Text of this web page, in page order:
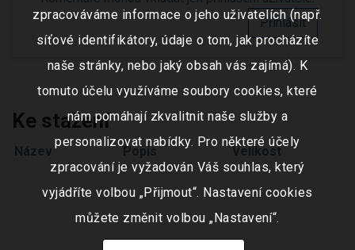
Přihlásit
Ke stažení
Název Popis Velikost
zpracováváme informace o jeho uživatelích (např.
síťové identifikátory, údaje o tom, jak procházíte
naše stránky, nebo jaký obsah vás zajímá). K
tomuto účelu využíváme soubory cookies, které
nám pomáhají zkvalitnit naše služby a
personalizovat nabídky. Pro některé účely
zpracování je vyžadován Váš souhlas, který
vyjádříte volbou „Přijmout“. Nastavení cookies
můžete změnit volbou „Nastavení“.